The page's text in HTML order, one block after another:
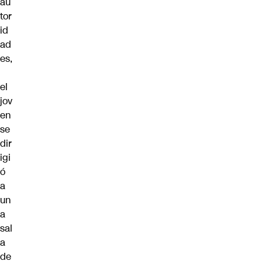
tor
id
ad
es,
el
jov
en
se
dir
igi
ó
a
un
a
sal
a
de